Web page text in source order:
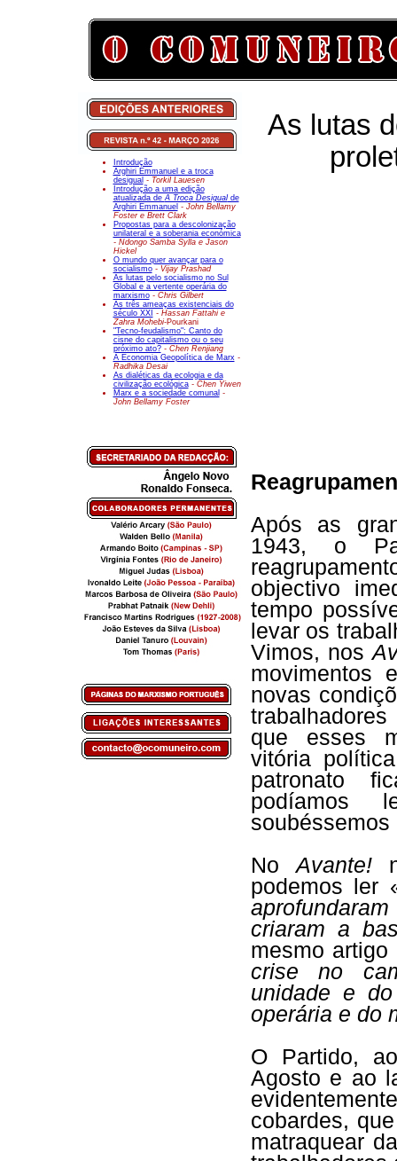
Introdução
Arghiri Emmanuel e a troca
desigual - Torkil Lauesen
Introdução a uma edição
atualizada deA Troca Desigualde
Arghiri Emmanuel - John Bellamy
Foster e Brett Clark
Propostas para a descolonização
unilateral e a soberania económica
- Ndongo Samba Sylla e Jason
Hickel
O mundo quer avançar para o
socialismo- Vijay Prashad
As lutas pelo socialismo no Sul
Global e a vertente operária do
marxismo- Chris Gilbert
As três ameaças existenciais do
século XXI - Hassan Fattahi e
Zahra Mohebi-Pourkani
"Tecno-feudalismo": Canto do
cisne do capitalismo ou o seu
próximo ato? - Chen Renjiang
A Economia Geopolítica de Marx-
Radhika Desai
As dialéticas da ecologia e da
civilização ecológica - Chen Yiwen
Marx e a sociedade comunal -
John Bellamy Foster
As lutas
Após as
1943, o
objectivo
tempo
levar os
Vimos, nos
movimentos
novas
que esses
vitória
patronato
podíamos
NoAvante!
podemos ler
criaram a
mesmo
crise no
unidade e
operária e do
O Partido,
Agosto e ao
cobardes,
matraquear